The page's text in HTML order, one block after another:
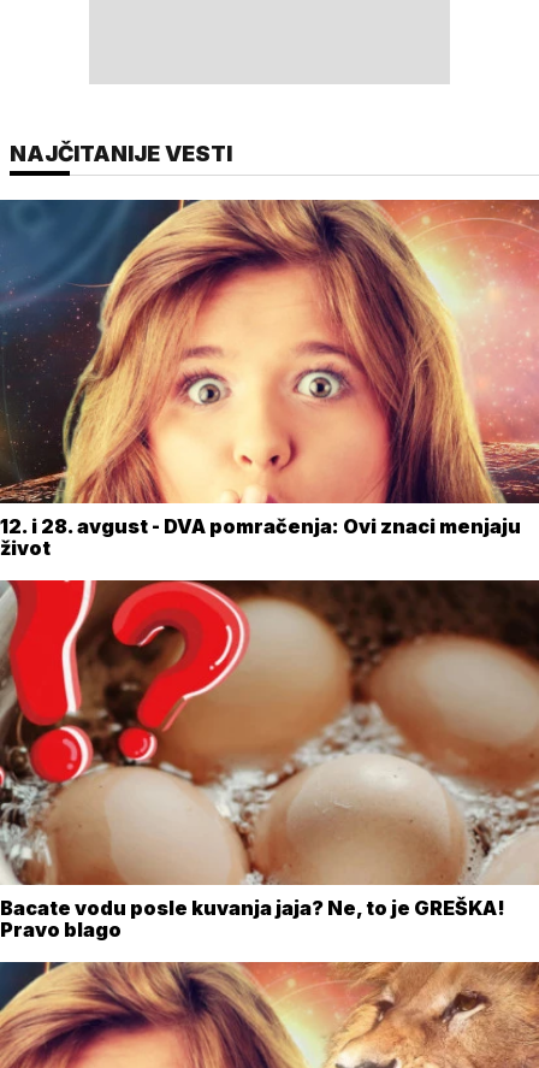
NAJČITANIJE VESTI
12. i 28. avgust - DVA pomračenja: Ovi znaci menjaju
život
Bacate vodu posle kuvanja jaja? Ne, to je GREŠKA!
Pravo blago